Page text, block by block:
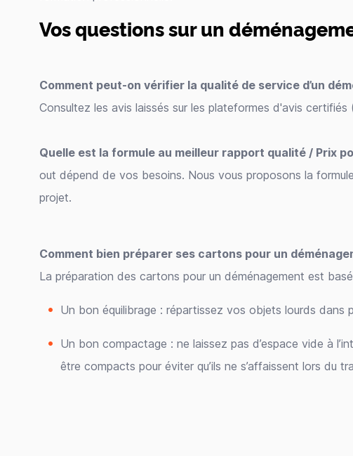
Vos questions sur un
Comment peut-on vérifier la qualité de service d’un
Consultez les avis laissés sur les plateformes d'avis certifiés
Quelle est la formule au meilleur rapport qualité / Prix
out dépend de vos besoins. Nous vous proposons la
projet.
Comment bien préparer ses cartons pour un
La préparation des cartons pour un déménagement est
Un bon équilibrage : répartissez vos objets lourds dans
Un bon compactage : ne laissez pas d’espace vide à
être compacts pour éviter qu’ils ne s’affaissent lors du